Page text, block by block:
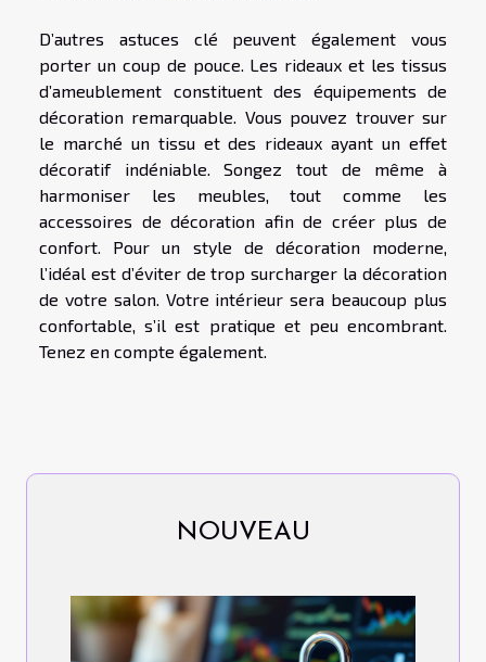
D’autres astuces clé peuvent également vous
porter un coup de pouce. Les rideaux et les tissus
d’ameublement constituent des équipements de
décoration remarquable. Vous pouvez trouver sur
le marché un tissu et des rideaux ayant un effet
décoratif indéniable. Songez tout de même à
harmoniser les meubles, tout comme les
accessoires de décoration afin de créer plus de
confort. Pour un style de décoration moderne,
l’idéal est d’éviter de trop surcharger la décoration
de votre salon. Votre intérieur sera beaucoup plus
confortable, s’il est pratique et peu encombrant.
Tenez en compte également.
NOUVEAU